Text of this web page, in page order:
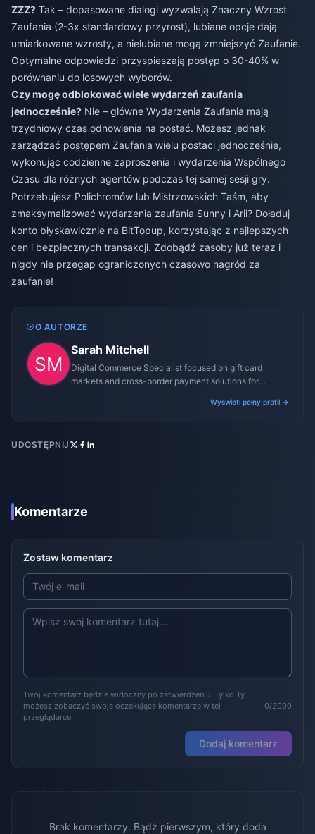
ZZZ? Tak – dopasowane dialogi wyzwalają Znaczny Wzrost
Zaufania (2-3x standardowy przyrost), lubiane opcje dają
umiarkowane wzrosty, a nielubiane mogą zmniejszyć Zaufanie.
Optymalne odpowiedzi przyspieszają postęp o 30-40% w
porównaniu do losowych wyborów.
Czy mogę odblokować wiele wydarzeń zaufania
jednocześnie? Nie – główne Wydarzenia Zaufania mają
trzydniowy czas odnowienia na postać. Możesz jednak
zarządzać postępem Zaufania wielu postaci jednocześnie,
wykonując codzienne zaproszenia i wydarzenia Wspólnego
Czasu dla różnych agentów podczas tej samej sesji gry.
Potrzebujesz Polichromów lub Mistrzowskich Taśm, aby
zmaksymalizować wydarzenia zaufania Sunny i Arii? Doładuj
konto błyskawicznie na BitTopup, korzystając z najlepszych
cen i bezpiecznych transakcji. Zdobądź zasoby już teraz i
nigdy nie przegap ograniczonych czasowo nagród za
zaufanie!
O AUTORZE
Sarah Mitchell
Digital Commerce Specialist focused on gift card
markets and cross-border payment solutions for
Wyświetl pełny profil →
UDOSTĘPNIJ
Komentarze
Zostaw komentarz
Twój komentarz będzie widoczny po zatwierdzeniu. Tylko Ty
możesz zobaczyć swoje oczekujące komentarze w tej
przeglądarce.
0/2000
Dodaj komentarz
Brak komentarzy. Bądź pierwszym, który doda